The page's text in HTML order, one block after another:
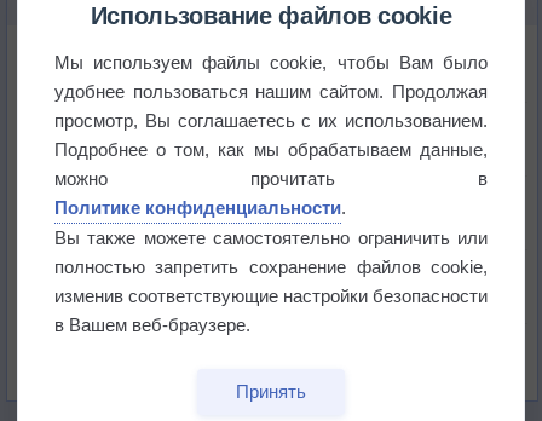
НОВОЕ О ПОГОДЕ
Погода в Краснодаре 6 августа
Погода в Санкт-Петербурге 6 августа
Погода в Москве 6 августа
Июль в России стал самым тёплым за всю
Использование файлов cookie
Мы используем файлы cookie, чтобы Вам было
удобнее пользоваться нашим сайтом. Продолжая
просмотр, Вы соглашаетесь с их использованием.
Подробнее о том, как мы обрабатываем данные,
можно прочитать в
Политике конфиденциальности.
Вы также можете самостоятельно ограничить или
полностью запретить сохранение файлов cookie,
изменив соответствующие настройки безопасности
в Вашем веб-браузере.
Принять